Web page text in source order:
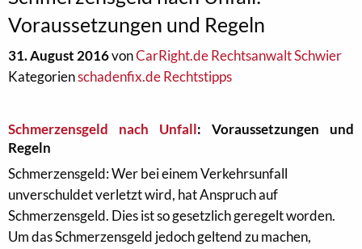
Voraussetzungen und Regeln
31. August 2016vonCarRight.de Rechtsanwalt Schwier
Kategorienschadenfix.de Rechtstipps
Schmerzensgeld nach Unfall: Voraussetzungen und
Regeln
Schmerzensgeld: Wer bei einem Verkehrsunfall
unverschuldet verletzt wird, hat Anspruch auf
Schmerzensgeld. Dies ist so gesetzlich geregelt worden.
Um das Schmerzensgeld jedoch geltend zu machen,